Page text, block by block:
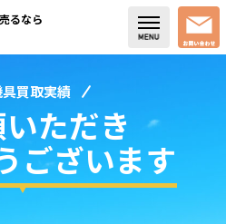
ブログ
るなら
買取実績
ただき
ございます